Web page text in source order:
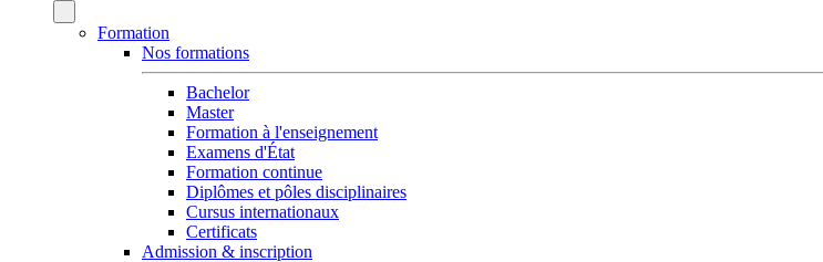
Formation
Nos formations
Bachelor
Master
Formation à l'enseignement
Examens d'État
Formation continue
Diplômes et pôles disciplinaires
Cursus internationaux
Certificats
Admission & inscription